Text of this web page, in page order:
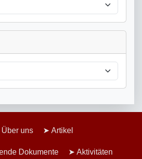
Über uns Artikel
Dokumente Aktivitäten